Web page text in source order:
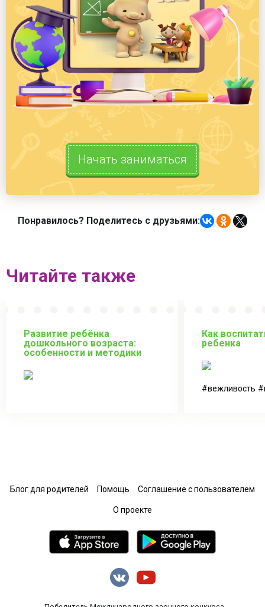
Начать заниматься
Понравилось? Поделитесь с друзьями:
Читайте также
Развитие ребёнка
дошкольного возраста:
особенности и методики
Как
ребенка
вежливость
Блог для родителей Помощь Соглашение с пользователем
О проекте